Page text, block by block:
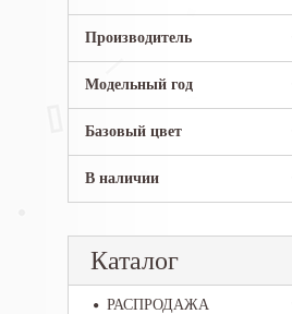
Производитель
Модельный год
Базовый цвет
В наличии
Каталог
РАСПРОДАЖА